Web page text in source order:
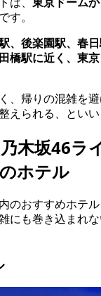
は、 東京ドーム
す。
、後楽園駅、春
橋駅に近く、東
、帰りの混雑を
えられる、といい
木坂46ラ
ホテル
のおすすめホテ
にも巻き込まれ